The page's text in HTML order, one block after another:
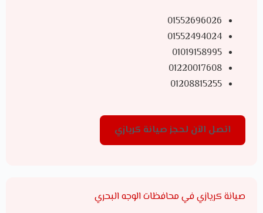
01552696026
01552494024
01019158995
01220017608
01208815255
اتصل الآن لحجز صيانة كريازي
صيانة كريازي في محافظات الوجه البحري